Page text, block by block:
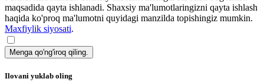
maqsadida qayta ishlanadi. Shaxsiy ma'lumotlaringizni qayta ishlash
haqida ko'proq ma'lumotni quyidagi manzilda topishingiz mumkin.
Maxfiylik siyosati.
Menga qo'ng'iroq qiling.
Ilovani yuklab oling